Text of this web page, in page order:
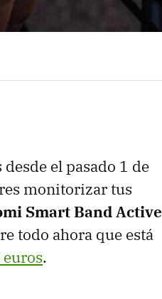
el pasado 1 de
monitorizar tus
Smart Band Active
todo ahora que está
.